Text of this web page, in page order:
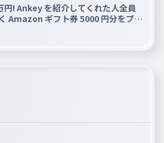
円! Ankey を紹介してくれた人全員
Amazon ギフト券 5000 円分をプレ
ンペーン!!